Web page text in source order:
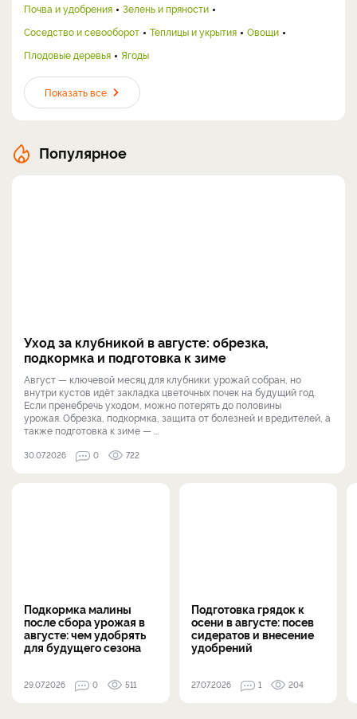
Почва и удобрения
Зелень и пряности
Соседство и севооборот
Теплицы и укрытия
Овощи
Плодовые деревья
Ягоды
Показать все
Популярное
Уход за клубникой в августе: обрезка,
подкормка и подготовка к зиме
Август — ключевой месяц для клубники: урожай собран, но
внутри кустов идёт закладка цветочных почек на будущий год.
Если пренебречь уходом, можно потерять до половины
урожая. Обрезка, подкормка, защита от болезней и вредителей, а
также подготовка к зиме — ...
30.07.2026 0 722
Подкормка малины
после сбора урожая в
августе: чем удобрять
для будущего сезона
29.07.2026 0 511
Подготовка грядок к
осени в августе: посев
сидератов и внесение
удобрений
27.07.2026 1 204